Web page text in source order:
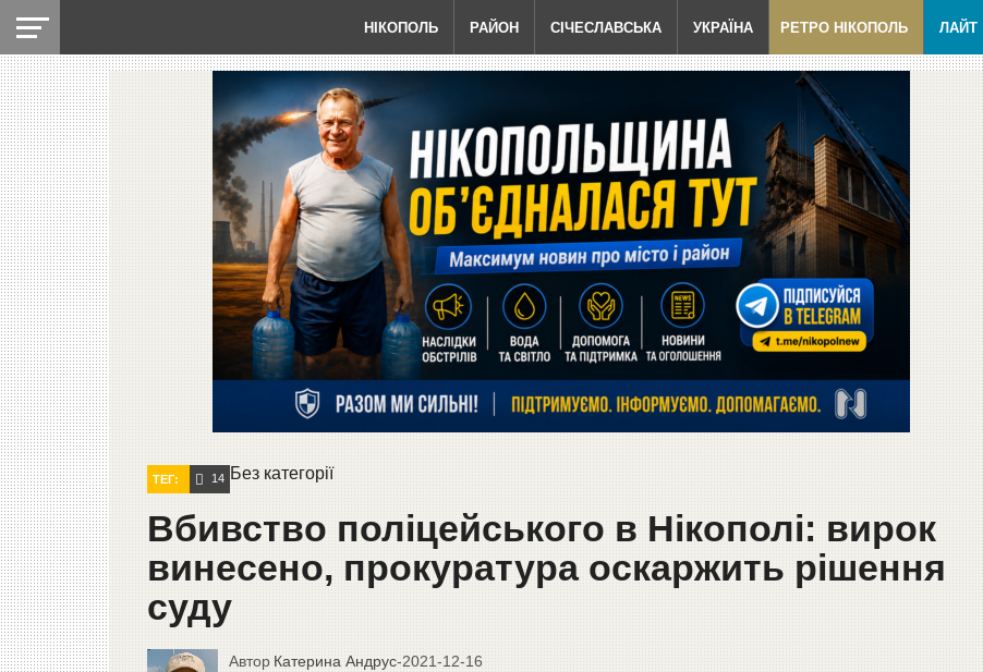
НІКОПОЛЬ РАЙОН СІЧЕСЛАВСЬКА УКРАЇНА РЕТРО НІКОПОЛЬ ЛАЙТ
Без категорії
ТЕГ: 14
Вбивство поліцейського в Нікополі: вирок
винесено, прокуратура оскаржить рішення
суду
Автор Катерина Андрус-2021-12-16